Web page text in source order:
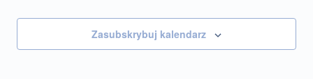
Zasubskrybuj kalendarz